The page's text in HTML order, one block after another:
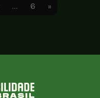
… 6 »